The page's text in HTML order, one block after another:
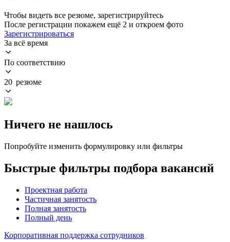
Чтобы видеть все резюме, зарегистрируйтесь
После регистрации покажем ещё 2 и откроем фото
Зарегистрироваться
За всё время
По соответствию
20 резюме
Ничего не нашлось
Попробуйте изменить формулировку или фильтры
Быстрые фильтры подбора вакансий
Проектная работа
Частичная занятость
Полная занятость
Полный день
Корпоративная поддержка сотрудников